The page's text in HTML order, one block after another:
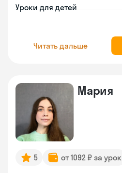
Уроки для детей
Читать дальше
Мария
5 от 1092 ₽ за урок